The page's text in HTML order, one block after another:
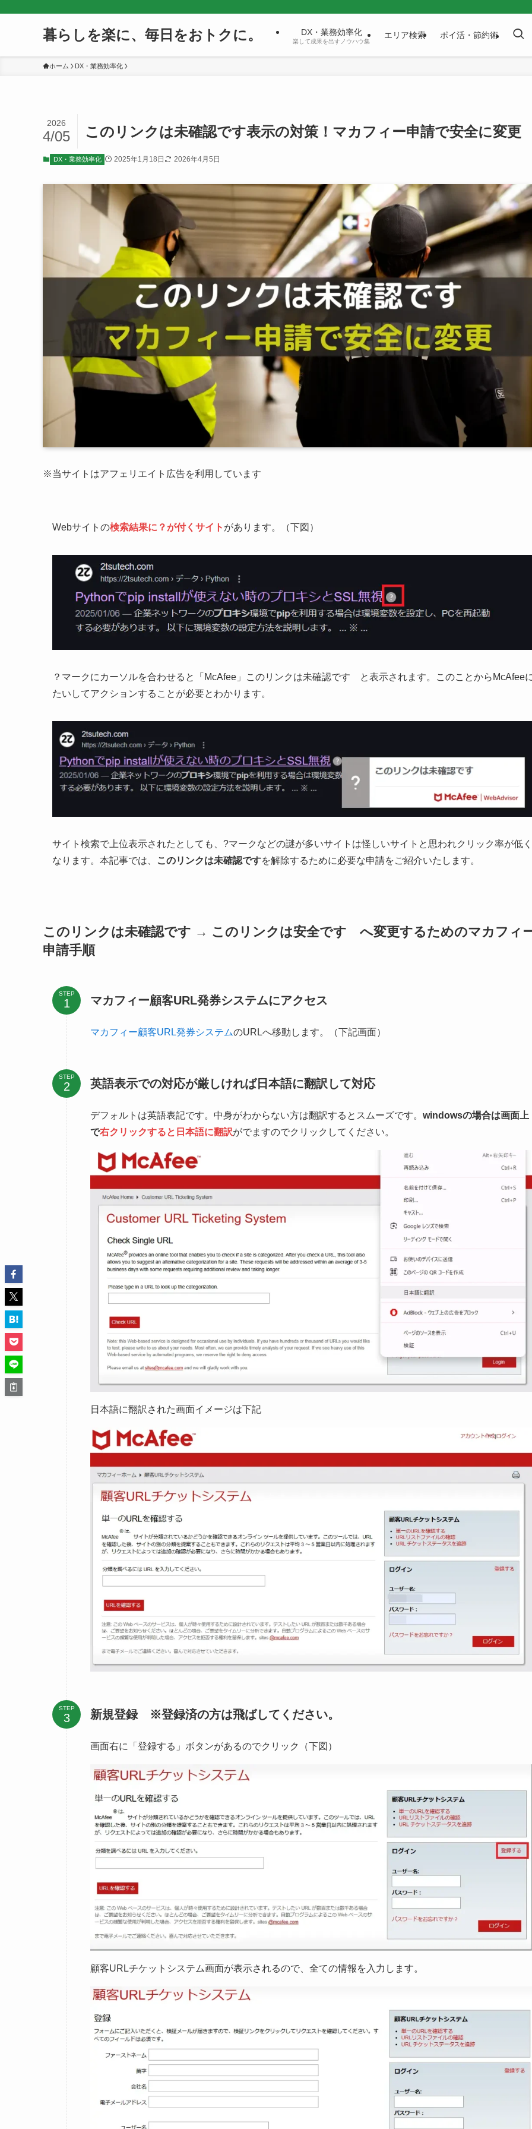
暮らしを楽に、毎日をおトクに。 DX・業務効率化
楽して成果を出すノウハウ集
エリア検索 ポイ活・節約術
ホーム DX・業務効率化
このリンクは未確認です表示の対策！マカフィー申請で安全に変更
2026
4/05
DX・業務効率化 2025年1月18日 2026年4月5日
※当サイトはアフェリエイト広告を利用しています
？マークにカーソルを合わせると「McAfee」このリンクは未確認です と表示されます。このことからMcAfee
サイト検索で上位表示されたとしても、?マークなどの謎が多いサイトは怪しいサイトと思われクリック率が低く
なります。本記事では、
このリンクは未確認です → このリンクは安全です へ変更するためのマカフィ
申請手順
STEP マカフィー顧客URL発券システムにアクセス
STEP 英語表示での対応が厳しければ日本語に翻訳して対応
デフォルトは英語表記です。中身がわからない方は翻訳するとスムーズです。
右クリックすると日本語に翻訳 がでますのでクリックしてください。
日本語に翻訳された画面イメージは下記
STEP 新規登録 ※登録済の方は飛ばしてください。